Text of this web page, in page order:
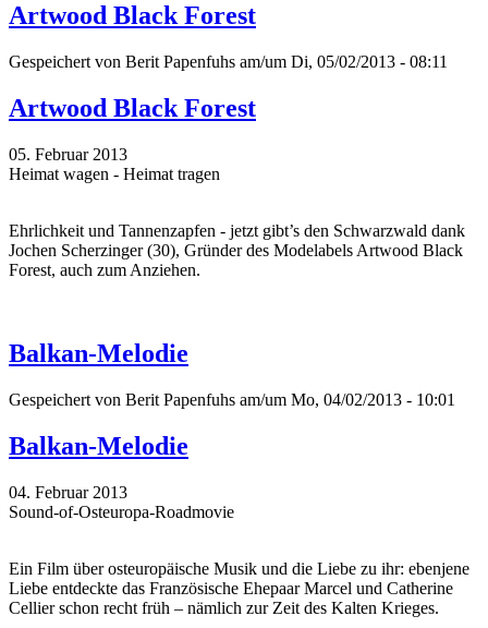
Artwood Black Forest
Gespeichert von Berit Papenfuhs am/um Di, 05/02/2013 - 08:11
Artwood Black Forest
05. Februar 2013
Heimat wagen - Heimat tragen
Ehrlichkeit und Tannenzapfen - jetzt gibt’s den Schwarzwald dank
Jochen Scherzinger (30), Gründer des Modelabels Artwood Black
Forest, auch zum Anziehen.
Balkan-Melodie
Gespeichert von Berit Papenfuhs am/um Mo, 04/02/2013 - 10:01
Balkan-Melodie
04. Februar 2013
Sound-of-Osteuropa-Roadmovie
Ein Film über osteuropäische Musik und die Liebe zu ihr: ebenjene
Liebe entdeckte das Französische Ehepaar Marcel und Catherine
Cellier schon recht früh – nämlich zur Zeit des Kalten Krieges.